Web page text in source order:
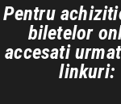
Pentru
biletelor
accesati
linkuri: